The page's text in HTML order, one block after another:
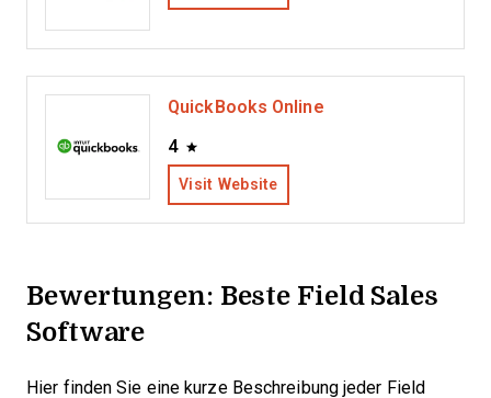
QuickBooks Online
4
Visit Website
Bewertungen: Beste Field Sales
Software
Hier finden Sie eine kurze Beschreibung jeder Field